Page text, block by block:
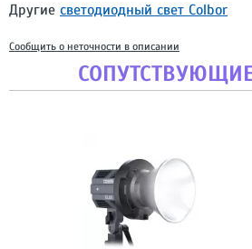
Другие светодиодный свет Colbor
Сообщить о неточности в описании